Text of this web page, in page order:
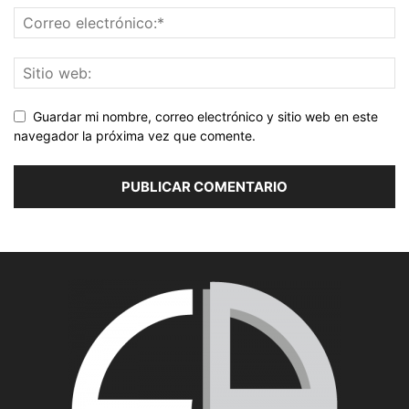
Guardar mi nombre, correo electrónico y sitio web en este
navegador la próxima vez que comente.